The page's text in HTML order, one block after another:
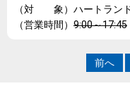
（対 象）ハートラン
（営業時間） 9:00～17:45
前へ